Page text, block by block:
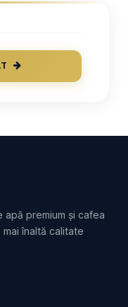
premium și cafea
înaltă calitate